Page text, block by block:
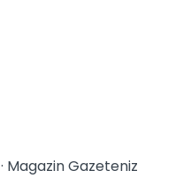
· Magazin Gazeteniz